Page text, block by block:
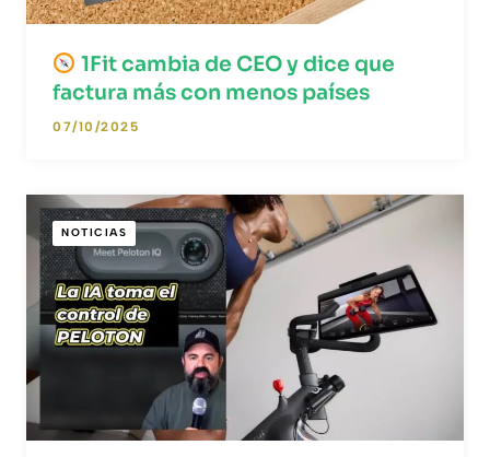
1Fit cambia de CEO y dice que
factura más con menos países
07/10/2025
NOTICIAS